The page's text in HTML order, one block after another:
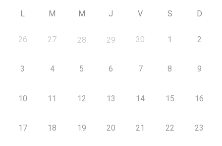
L M M J V S D
26 27 28 29 30 1 2
3 4 5 6 7 8 9
10 11 12 13 14 15 16
17 18 19 20 21 22 23